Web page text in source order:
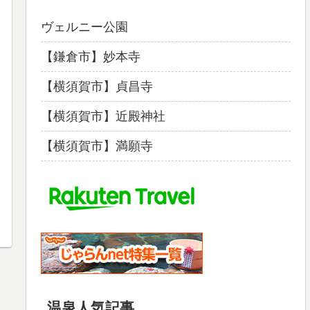
ヴェルニー公園
【鎌倉市】妙本寺
【横須賀市】貞昌寺
【横須賀市】近殿神社
【横須賀市】満願寺